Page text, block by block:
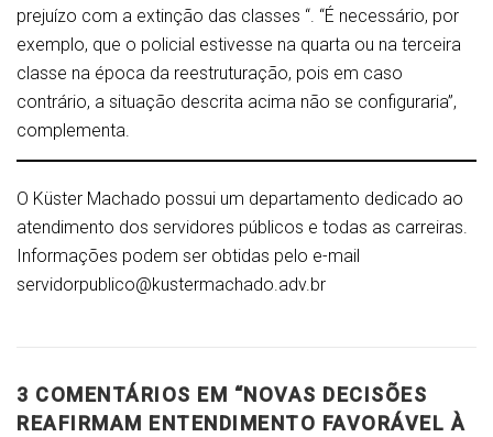
prejuízo com a extinção das classes “. “É necessário, por
exemplo, que o policial estivesse na quarta ou na terceira
classe na época da reestruturação, pois em caso
contrário, a situação descrita acima não se configuraria”,
complementa.
O Küster Machado possui um departamento dedicado ao
atendimento dos servidores públicos e todas as carreiras.
Informações podem ser obtidas pelo e-mail
servidorpublico@kustermachado.adv.br
3 COMENTÁRIOS EM “NOVAS DECISÕES
REAFIRMAM ENTENDIMENTO FAVORÁVEL À